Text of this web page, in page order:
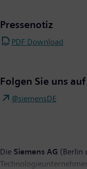
Pressenotiz
PDF Download
Folgen Sie uns
@siemensDE
Die Siemens AG (Berlin